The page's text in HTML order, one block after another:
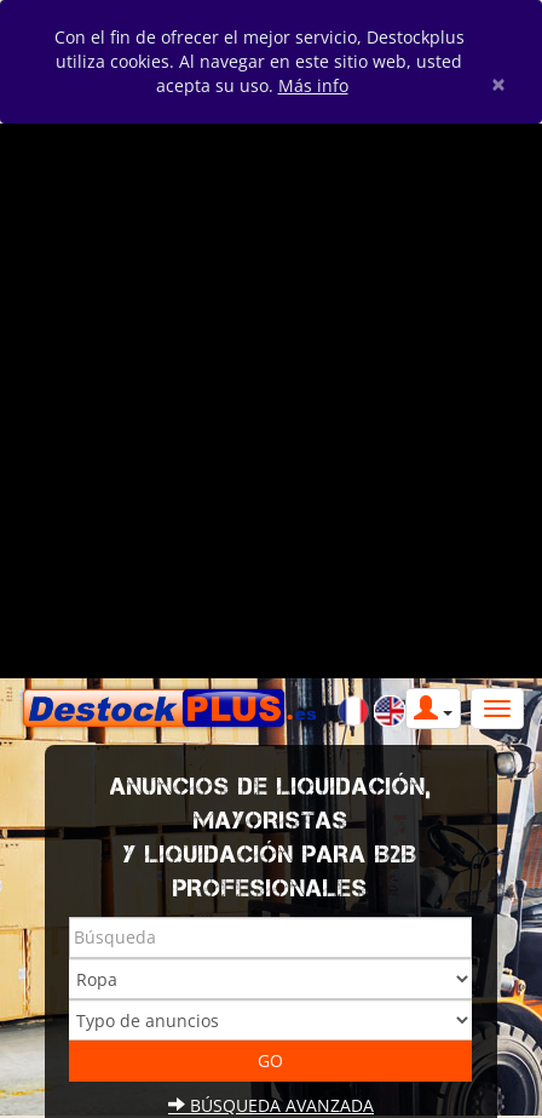
Con el fin de ofrecer el mejor servicio, Destockplus
utiliza cookies. Al navegar en este sitio web, usted
acepta su uso. Más info ×
ANUNCIOS DE LIQUIDACIÓN,
MAYORISTAS
Y LIQUIDACIÓN PARA B2B
PROFESIONALES
BÚSQUEDA AVANZADA